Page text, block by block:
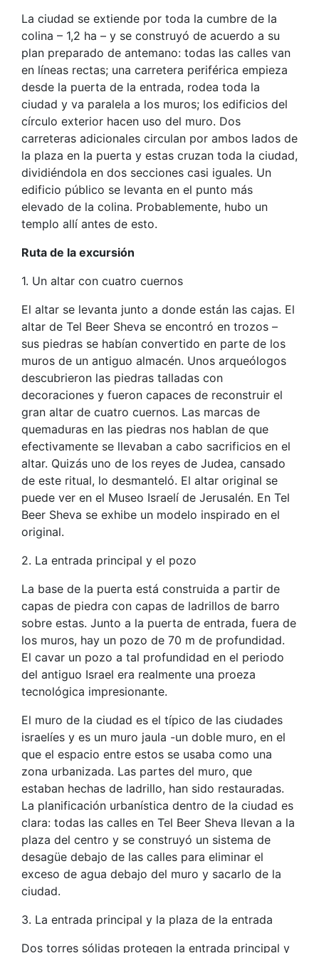
La ciudad se extiende por toda la cumbre de la
colina – 1,2 ha – y se construyó de acuerdo a su
plan preparado de antemano: todas las calles van
en líneas rectas; una carretera periférica empieza
desde la puerta de la entrada, rodea toda la
ciudad y va paralela a los muros; los edificios del
círculo exterior hacen uso del muro. Dos
carreteras adicionales circulan por ambos lados de
la plaza en la puerta y estas cruzan toda la ciudad,
dividiéndola en dos secciones casi iguales. Un
edificio público se levanta en el punto más
elevado de la colina. Probablemente, hubo un
templo allí antes de esto.
Ruta de la excursión
1. Un altar con cuatro cuernos
El altar se levanta junto a donde están las cajas. El
altar de Tel Beer Sheva se encontró en trozos –
sus piedras se habían convertido en parte de los
muros de un antiguo almacén. Unos arqueólogos
descubrieron las piedras talladas con
decoraciones y fueron capaces de reconstruir el
gran altar de cuatro cuernos. Las marcas de
quemaduras en las piedras nos hablan de que
efectivamente se llevaban a cabo sacrificios en el
altar. Quizás uno de los reyes de Judea, cansado
de este ritual, lo desmanteló. El altar original se
puede ver en el Museo Israelí de Jerusalén. En Tel
Beer Sheva se exhibe un modelo inspirado en el
original.
2. La entrada principal y el pozo
La base de la puerta está construida a partir de
capas de piedra con capas de ladrillos de barro
sobre estas. Junto a la puerta de entrada, fuera de
los muros, hay un pozo de 70 m de profundidad.
El cavar un pozo a tal profundidad en el periodo
del antiguo Israel era realmente una proeza
tecnológica impresionante.
El muro de la ciudad es el típico de las ciudades
israelíes y es un muro jaula -un doble muro, en el
que el espacio entre estos se usaba como una
zona urbanizada. Las partes del muro, que
estaban hechas de ladrillo, han sido restauradas.
La planificación urbanística dentro de la ciudad es
clara: todas las calles en Tel Beer Sheva llevan a la
plaza del centro y se construyó un sistema de
desagüe debajo de las calles para eliminar el
exceso de agua debajo del muro y sacarlo de la
ciudad.
3. La entrada principal y la plaza de la entrada
Dos torres sólidas protegen la entrada principal y